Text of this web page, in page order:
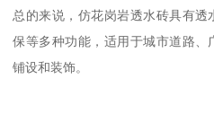
总的来说，仿花岗岩透水砖具有
保等多种功能，适用于城市道路
铺设和装饰。